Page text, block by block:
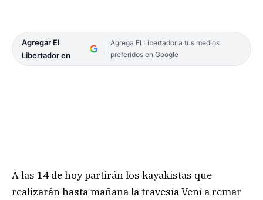
Agregar El
Libertador en
Agrega El Libertador a tus medios
preferidos en Google
A las 14 de hoy partirán los kayakistas que
realizarán hasta mañana la travesía Vení a remar